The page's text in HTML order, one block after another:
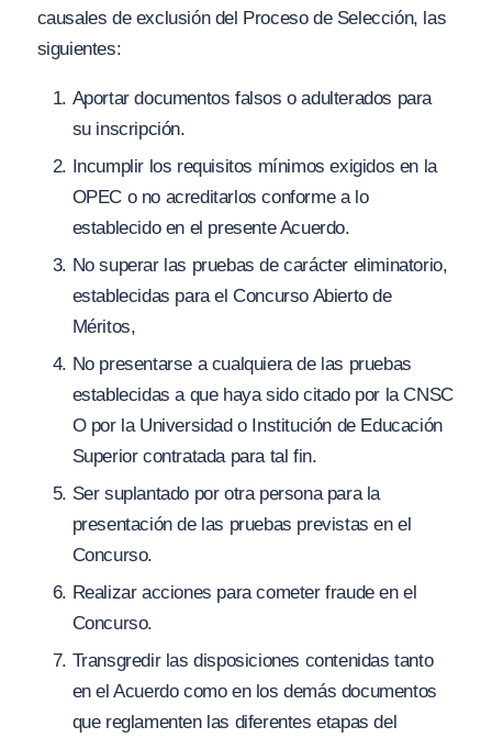
causales de exclusión del Proceso de Selección, las
siguientes:
Aportar documentos falsos o adulterados para
su inscripción.
Incumplir los requisitos mínimos exigidos en la
OPEC o no acreditarlos conforme a lo
establecido en el presente Acuerdo.
No superar las pruebas de carácter eliminatorio,
establecidas para el Concurso Abierto de
Méritos,
No presentarse a cualquiera de las pruebas
establecidas a que haya sido citado por la CNSC
O por la Universidad o Institución de Educación
Superior contratada para tal fin.
Ser suplantado por otra persona para la
presentación de las pruebas previstas en el
Concurso.
Realizar acciones para cometer fraude en el
Concurso.
Transgredir las disposiciones contenidas tanto
en el Acuerdo como en los demás documentos
que reglamenten las diferentes etapas del